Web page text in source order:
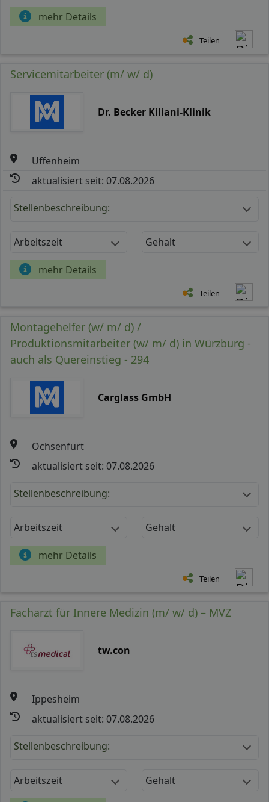
mehr Details
Teilen
Servicemitarbeiter (m/ w/ d)
Dr. Becker Kiliani-Klinik
Uffenheim
aktualisiert seit: 07.08.2026
Stellenbeschreibung:
Arbeitszeit Gehalt
mehr Details
Teilen
Montagehelfer (w/ m/ d) /
Produktionsmitarbeiter (w/ m/ d) in Würzburg -
auch als Quereinstieg - 294
Carglass GmbH
Ochsenfurt
aktualisiert seit: 07.08.2026
Stellenbeschreibung:
Arbeitszeit Gehalt
mehr Details
Teilen
Facharzt für Innere Medizin (m/ w/ d) – MVZ
tw.con
Ippesheim
aktualisiert seit: 07.08.2026
Stellenbeschreibung:
Arbeitszeit Gehalt